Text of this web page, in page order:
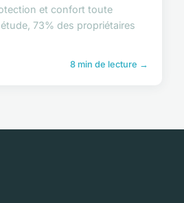
et confort toute
73% des propriétaires
8 min de lecture →